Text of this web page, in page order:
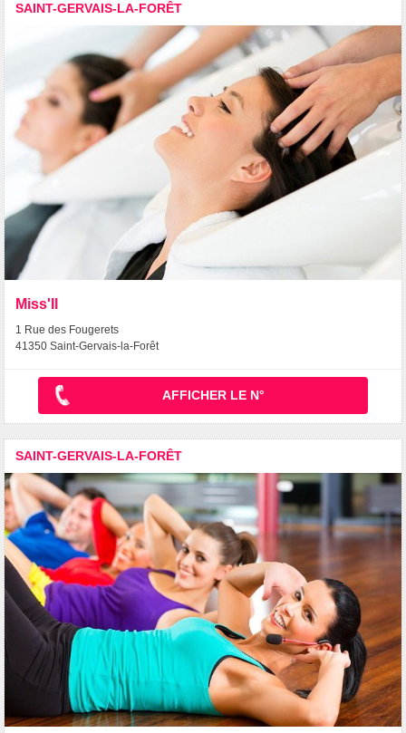
SAINT-GERVAIS-LA-FORÊT
Miss'Il
1 Rue des Fougerets
41350 Saint-Gervais-la-Forêt
AFFICHER LE N°
SAINT-GERVAIS-LA-FORÊT